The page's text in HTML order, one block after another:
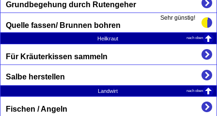
Grundbegehung durch Rutengeher
Sehr günstig!
Quelle fassen/ Brunnen bohren
Heilkraut nach oben
Für Kräuterkissen sammeln
Salbe herstellen
Landwirt nach oben
Fischen / Angeln